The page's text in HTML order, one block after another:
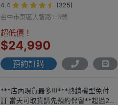
4.4
(325)
台中市東區大智路1-3號
超低價！
$24,990
預約訂購
***店內現貨最多!!!***熱銷機型免付
訂 當天可取貨請先預約保留**超過20